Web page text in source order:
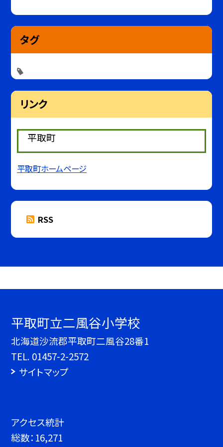
タグ
リンク
平取町
平取町ホームページ
RSS
平取町立二風谷小学校
北海道沙流郡平取町二風谷28番1
TEL. 01457-2-2572
サイトマップ
アクセス統計
総数： 16,271